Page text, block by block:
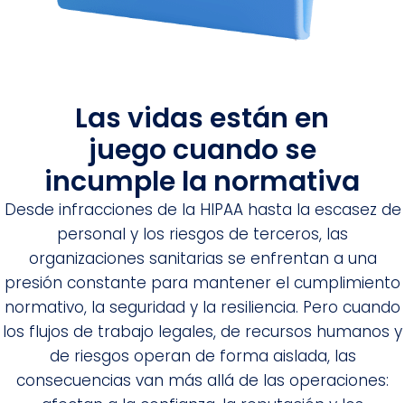
Las vidas están en
juego cuando se
incumple la normativa
Desde infracciones de la HIPAA hasta la escasez de
personal y los riesgos de terceros, las
organizaciones sanitarias se enfrentan a una
presión constante para mantener el cumplimiento
normativo, la seguridad y la resiliencia. Pero cuando
los flujos de trabajo legales, de recursos humanos y
de riesgos operan de forma aislada, las
consecuencias van más allá de las operaciones: